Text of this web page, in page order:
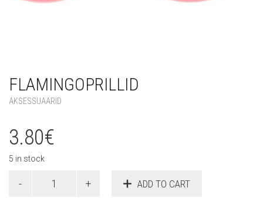
FLAMINGOPRILLID
AKSESSUAARID
3.80€
5 in stock
quantity
ADD TO CART